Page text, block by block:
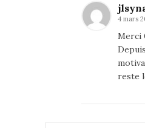
4 mars
Merci
reste